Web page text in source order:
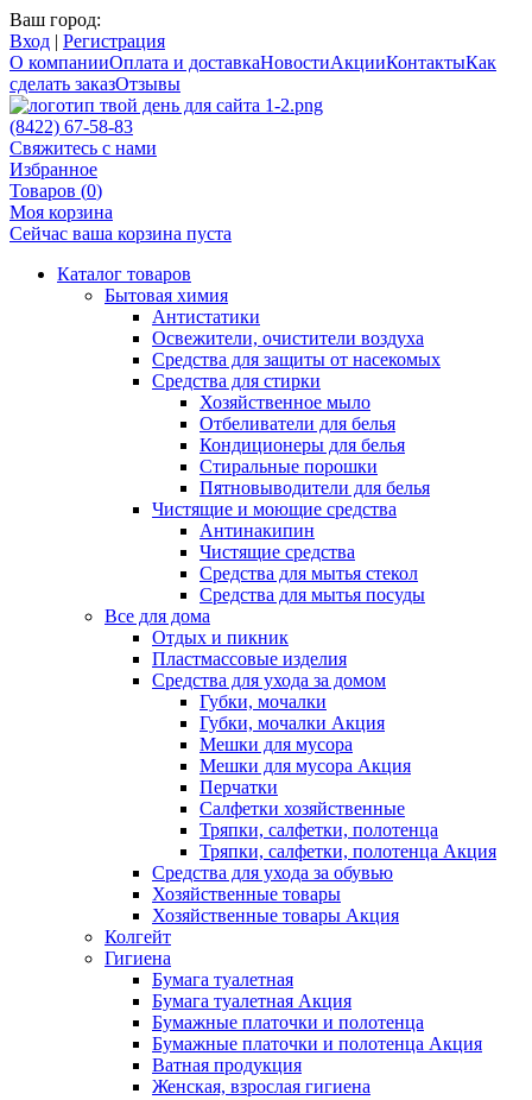
Ваш город:
Вход | Регистрация
О компанииОплата и доставкаНовостиАкцииКонтактыКак
сделать заказОтзывы
(8422) 67-58-83
Свяжитесь с нами
Избранное
Товаров (0)
Моя корзина
Сейчас ваша корзина пуста
Каталог товаров
Бытовая химия
Антистатики
Освежители, очистители воздуха
Средства для защиты от насекомых
Средства для стирки
Хозяйственное мыло
Отбеливатели для белья
Кондиционеры для белья
Стиральные порошки
Пятновыводители для белья
Чистящие и моющие средства
Антинакипин
Чистящие средства
Средства для мытья стекол
Средства для мытья посуды
Все для дома
Отдых и пикник
Пластмассовые изделия
Средства для ухода за домом
Губки, мочалки
Губки, мочалки Акция
Мешки для мусора
Мешки для мусора Акция
Перчатки
Салфетки хозяйственные
Тряпки, салфетки, полотенца
Тряпки, салфетки, полотенца Акция
Средства для ухода за обувью
Хозяйственные товары
Хозяйственные товары Акция
Колгейт
Гигиена
Бумага туалетная
Бумага туалетная Акция
Бумажные платочки и полотенца
Бумажные платочки и полотенца Акция
Ватная продукция
Женская, взрослая гигиена